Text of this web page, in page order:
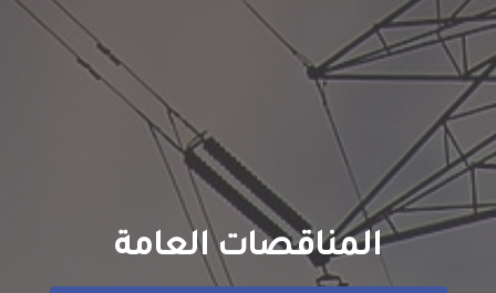
المناقصات العامة